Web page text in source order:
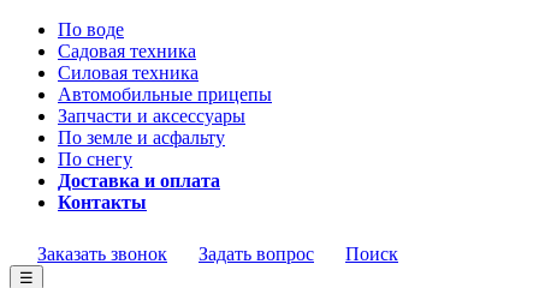
По воде
Садовая техника
Силовая техника
Автомобильные прицепы
Запчасти и аксессуары
По земле и асфальту
По снегу
Доставка и оплата
Контакты
Заказать звонок Задать вопрос Поиск
☰